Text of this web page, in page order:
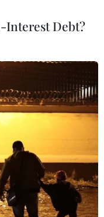
Interest Debt?